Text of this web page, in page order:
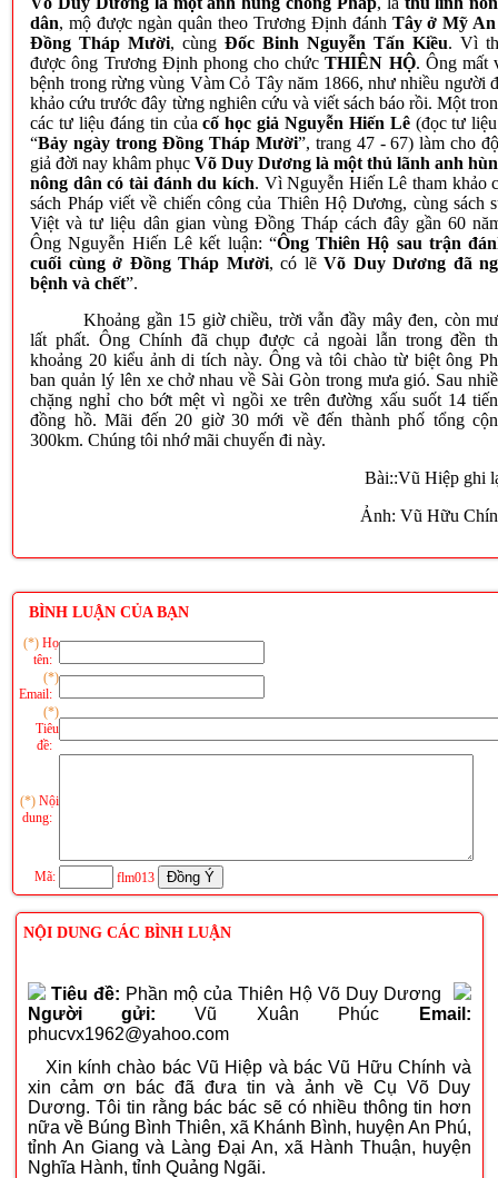
dân, mộ được ngàn quân theo Trương Định đánh Tây ở Mỹ
Đồng Tháp Mười, cùngĐốc Binh Nguyễn Tấn Kiều. Vì
được ông Trương Định phong cho chứcTHIÊN HỘ. Ông mất
bệnh trong rừng vùng Vàm Cỏ Tây năm 1866, như nhiều người
khảo cứu trước đây từng nghiên cứu và viết sách báo rồi. Một
các tư liệu đáng tin củacố học giả Nguyễn Hiến Lê(đọc tư
“Bảy ngày trong Đồng Tháp Mười”, trang 47 - 67) làm cho
giả đời nay khâm phụcVõ Duy Dương là một thủ lãnh anh
nông dân có tài đánh du kích. Vì Nguyễn Hiến Lê tham khảo
sách Pháp viết về chiến công của Thiên Hộ Dương, cùng sách
Việt và tư liệu dân gian vùng Đồng Tháp cách đây gần 60
Ông Nguyễn Hiến Lê kết luận: “Ông Thiên Hộ sau trận
cuối cùng ở Đồng Tháp Mười, có lẽVõ Duy Dương đã
bệnh và chết”.
Khoảng gần 15 giờ chiều, trời vẫn đầy mây đen, còn
lất phất. Ông Chính đã chụp được cả ngoài lẫn trong đền
khoảng 20 kiểu ảnh di tích này. Ông và tôi chào từ biệt ông
ban quản lý lên xe chở nhau về Sài Gòn trong mưa gió. Sau
chặng nghỉ cho bớt mệt vì ngồi xe trên đường xấu suốt 14
đồng hồ. Mãi đến 20 giờ 30 mới về đến thành phố tổng
300km. Chúng tôi nhớ mãi chuyến đi này.
Bài::Vũ Hiệp ghi
Ảnh: Vũ Hữu
BÌNH LUẬN CỦA BẠN
(*) Họ
tên:
(*)
Email:
(*)
Tiêu
đề:
(*) Nội
dung:
Mã: flm013
NỘI DUNG CÁC BÌNH LUẬN
Tiêu đề: Phần mộ của Thiên Hộ Võ Duy Dương
Người gửi: Vũ Xuân Phúc
Email:
phucvx1962@yahoo.com
Xin kính chào bác Vũ Hiệp và bác Vũ Hữu Chính và
xin cảm ơn bác đã đưa tin và ảnh về Cụ Võ Duy
Dương. Tôi tin rằng bác bác sẽ có nhiều thông tin hơn
nữa về Búng Bình Thiên, xã Khánh Bình, huyện An Phú,
tỉnh An Giang và Làng Đại An, xã Hành Thuận, huyện
Nghĩa Hành, tỉnh Quảng Ngãi.